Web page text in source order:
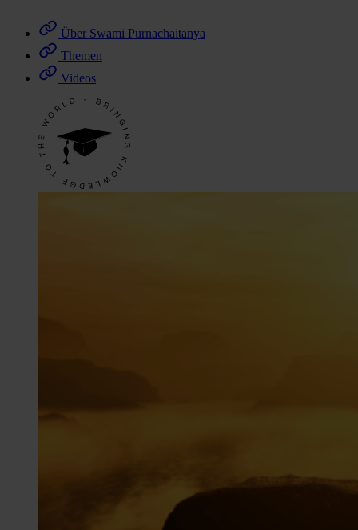
Über Swami Purnachaitanya
Themen
Videos